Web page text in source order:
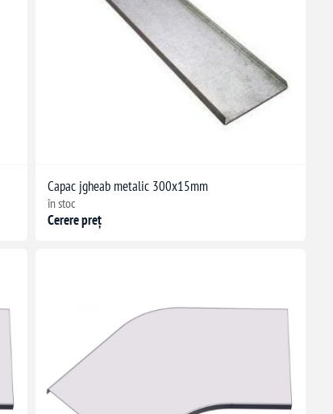
Capac jgheab metalic 300x15mm
în stoc
Cerere preț